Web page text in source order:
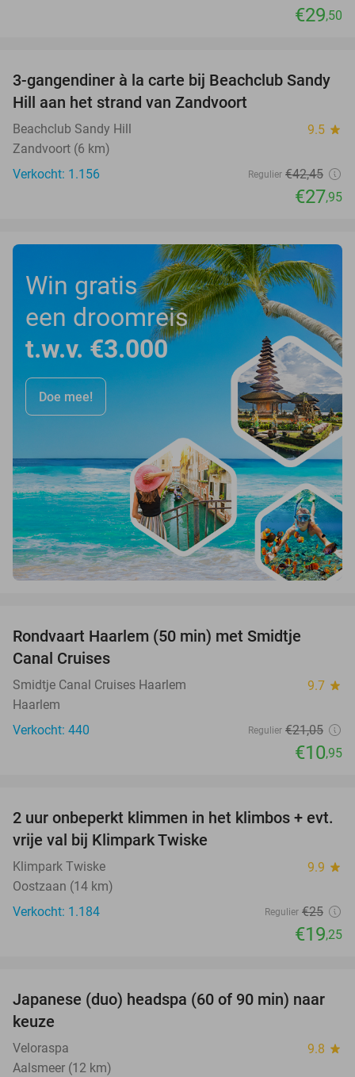
€29,50
34%
3-gangendiner à la carte bij Beachclub Sandy
Hill aan het strand van Zandvoort
Beachclub Sandy Hill 9.5 star
Zandvoort (6 km)
Verkocht: 1.156
Regulier €42,45
€27,95
Win gratis
een droomreis
t.w.v. €3.000
Doe mee!
Rondvaart Haarlem (50 min) met Smidtje
Canal Cruises
Smidtje Canal Cruises Haarlem 9.7 star
Haarlem
Verkocht: 440
Regulier €21,05
€10,95
23%
2 uur onbeperkt klimmen in het klimbos + evt.
vrije val bij Klimpark Twiske
Klimpark Twiske 9.9 star
Oostzaan (14 km)
Verkocht: 1.184
Regulier €25
€19,25
39%
Japanese (duo) headspa (60 of 90 min) naar
keuze
Veloraspa 9.8 star
Aalsmeer (12 km)